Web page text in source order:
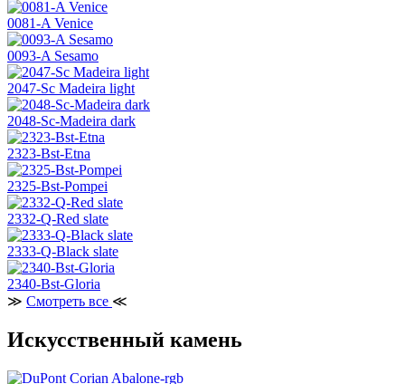
0081-A Venice
0093-A Sesamo
2047-Sc Madeira light
2048-Sc-Madeira dark
2323-Bst-Etna
2325-Bst-Pompei
2332-Q-Red slate
2333-Q-Black slate
2340-Bst-Gloria
≫ Смотреть все ≪
Искусственный камень